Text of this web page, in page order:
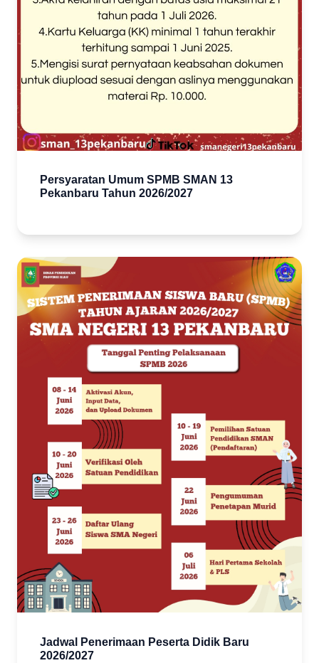
Persyaratan Umum SPMB SMAN 13
Pekanbaru Tahun 2026/2027
Jadwal Penerimaan Peserta Didik Baru
2026/2027